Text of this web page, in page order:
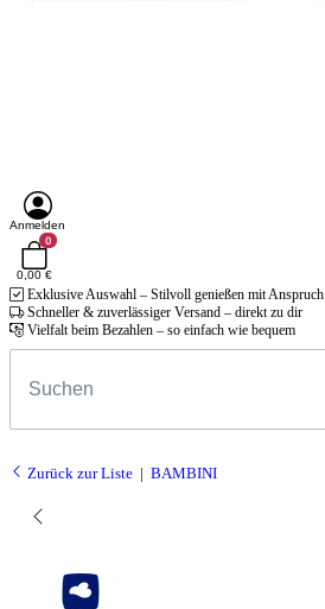
Anmelden
0
0,00 €
Exklusive Auswahl – Stilvoll genießen mit Anspruch
Schneller & zuverlässiger Versand – direkt zu dir
Vielfalt beim Bezahlen – so einfach wie bequem
Zurück zur Liste BAMBINI